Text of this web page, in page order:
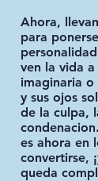
Ahora,
para
ven la vida
imaginaria o
y sus ojos
de la culpa,
es ahora en
convertirse,
queda